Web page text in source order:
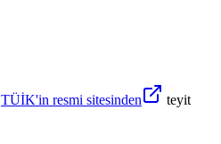
TÜİK'in resmi sitesinden teyit